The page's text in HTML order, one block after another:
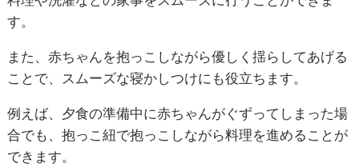
す。
また、赤ちゃんを抱っこしながら優しく揺らしてあげる
ことで、スムーズな寝かしつけにも役立ちます。
例えば、夕食の準備中に赤ちゃんがぐずってしまった場
合でも、抱っこ紐で抱っこしながら料理を進めることが
できます。